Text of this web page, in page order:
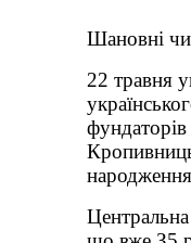
Шановні
22 травня